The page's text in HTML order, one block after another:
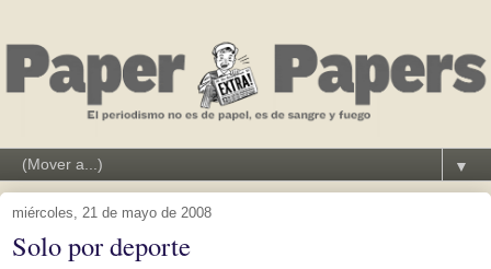
▼
miércoles, 21 de mayo de 2008
Solo por deporte